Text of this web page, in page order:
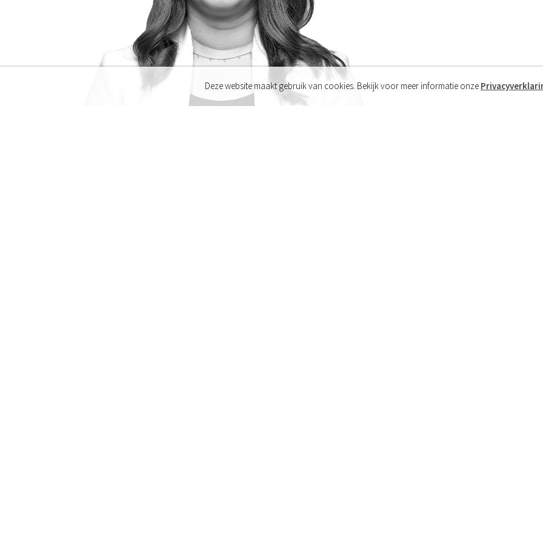
Deze website maakt gebruik van cookies. Bekijk voor meer informatie onze